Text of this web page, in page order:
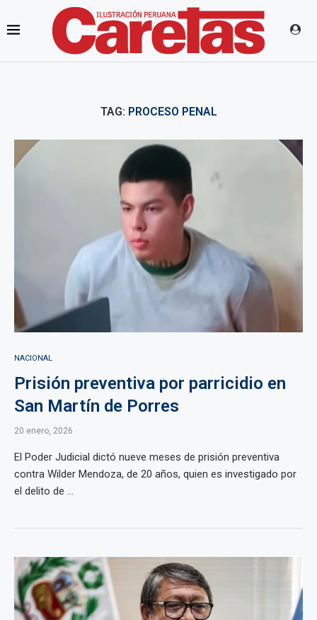
TAG: PROCESO PENAL
NACIONAL
Prisión preventiva por parricidio en
San Martín de Porres
20 enero, 2026
El Poder Judicial dictó nueve meses de prisión preventiva
contra Wilder Mendoza, de 20 años, quien es investigado por
el delito de ...